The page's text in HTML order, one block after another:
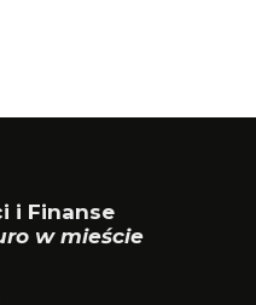
i Finanse
w mieście